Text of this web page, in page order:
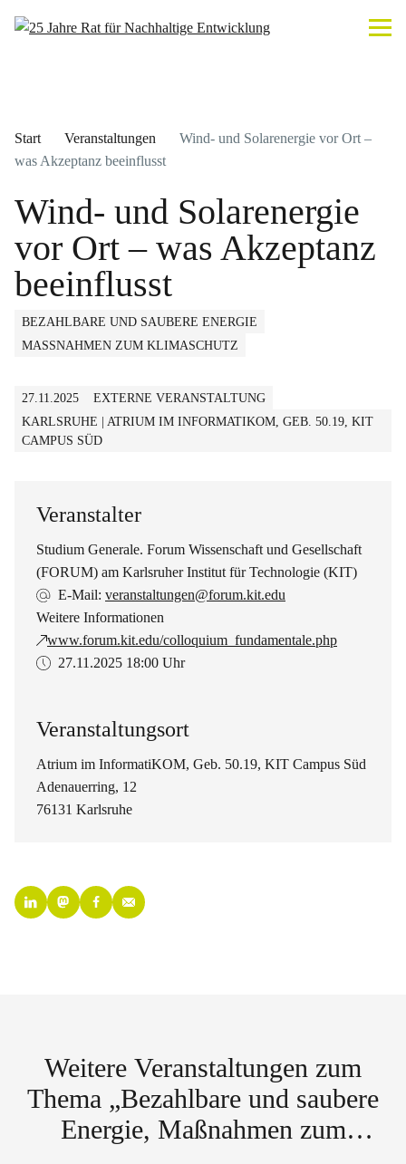
Start Veranstaltungen
Wind- und Solarenergie vor Ort –
was Akzeptanz beeinflusst
Wind- und Solarenergie
vor Ort – was Akzeptanz
beeinflusst
BEZAHLBARE UND SAUBERE ENERGIE
MASSNAHMEN ZUM KLIMASCHUTZ
27.11.2025
EXTERNE VERANSTALTUNG
KARLSRUHE | ATRIUM IM INFORMATIKOM, GEB. 50.19, KIT
CAMPUS SÜD
Veranstalter
Studium Generale. Forum Wissenschaft und Gesellschaft
(FORUM) am Karlsruher Institut für Technologie (KIT)
E-Mail: veranstaltungen@forum.kit.edu
Weitere Informationen
www.forum.kit.edu/colloquium_fundamentale.php
27.11.2025 18:00 Uhr
Veranstaltungsort
Atrium im InformatiKOM, Geb. 50.19, KIT Campus Süd
Adenauerring, 12
76131 Karlsruhe
Weitere Veranstaltungen zum
Thema „Bezahlbare und saubere
Energie, Maßnahmen zum